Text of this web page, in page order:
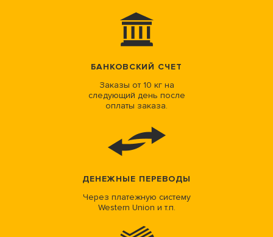
БАНКОВСКИЙ СЧЕТ
Заказы от 10 кг на
следующий день после
оплаты заказа.
ДЕНЕЖНЫЕ ПЕРЕВОДЫ
Через платежную систему
Western Union и т.п.